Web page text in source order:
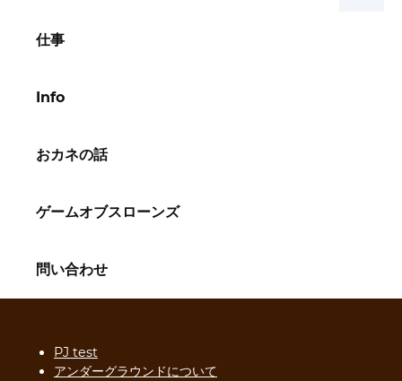
仕事
Info
おカネの話
ゲームオブスローンズ
問い合わせ
PJ test
アンダーグラウンドについて